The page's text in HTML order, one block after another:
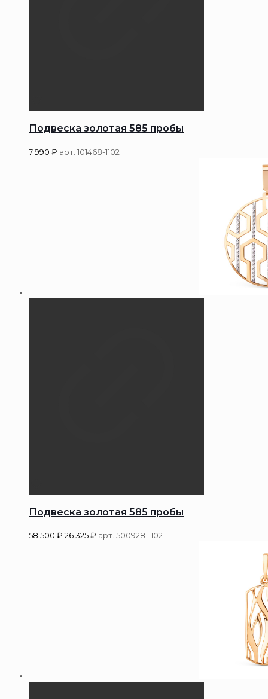
Подвеска золотая 585 пробы
7 990 ₽ арт. 101468-1102
Подвеска золотая 585 пробы
58 500₽26 325₽ арт. 500928-1102